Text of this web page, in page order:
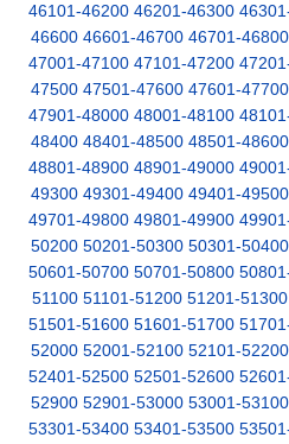
46101-46200 46201-46300
46600 46601-46700 46701-46800
47001-47100 47101-47200
47500 47501-47600 47601-47700
47901-48000 48001-48100
48400 48401-48500 48501-48600
48801-48900 48901-49000
49300 49301-49400 49401-49500
49701-49800 49801-49900
50200 50201-50300 50301-50400
50601-50700 50701-50800
51100 51101-51200 51201-51300
51501-51600 51601-51700
52000 52001-52100 52101-52200
52401-52500 52501-52600
52900 52901-53000 53001-53100
53301-53400 53401-53500